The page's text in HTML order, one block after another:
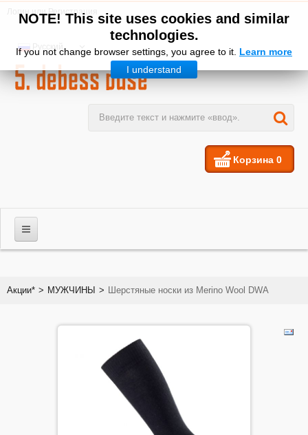
NOTE! This site uses cookies and similar
technologies.
If you not change browser settings, you agree to it. Learn more
I understand
Логин илиРегистрация
Русский
Корзина 0
Акции* > МУЖЧИНЫ > Шерстяные носки из Merino Wool DWA